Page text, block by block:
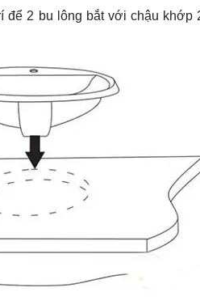
để 2 bu lông bắt với chậu khớp